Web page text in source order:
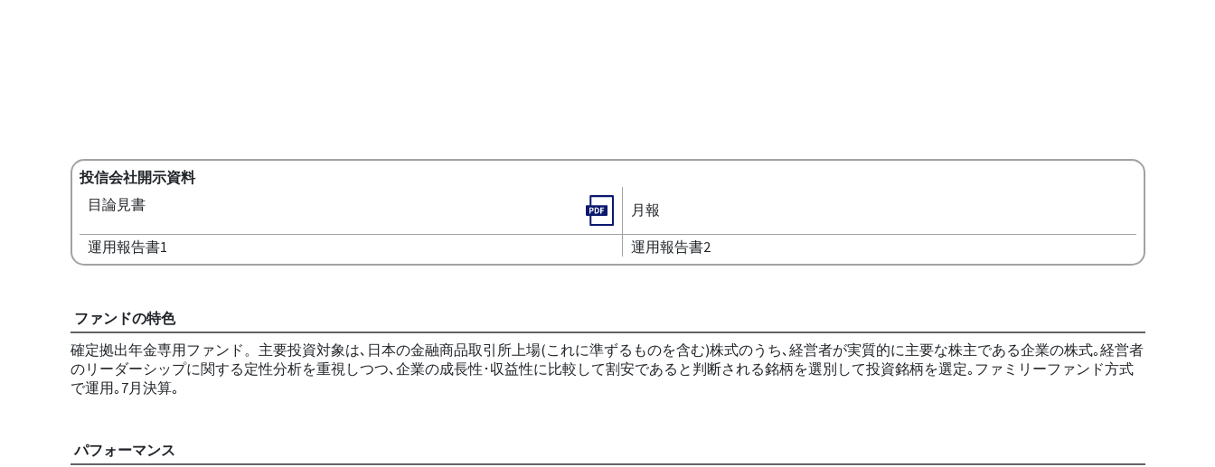
投信会社開示資料
目論見書
月報
運用報告書1 運用報告書2
ファンドの特色
確定拠出年金専用ファンド。主要投資対象は､日本の金融商品取引所上場(これに準ずるものを含む)株式のうち､経営者が実質的に主要な株主である企業の株式｡経営者
のリーダーシップに関する定性分析を重視しつつ､企業の成長性･収益性に比較して割安であると判断される銘柄を選別して投資銘柄を選定｡ファミリーファンド方式
で運用｡7月決算｡
パフォーマンス